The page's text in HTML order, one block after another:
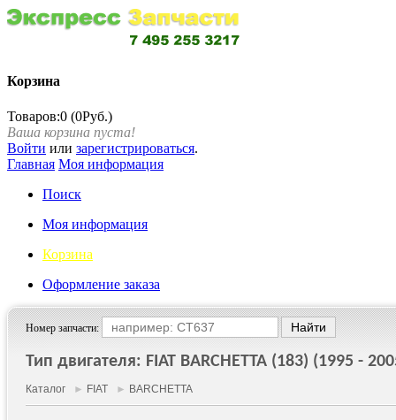
Корзина
Товаров:0 (0Руб.)
Ваша корзина пуста!
Войти или зарегистрироваться.
Главная Моя информация
Поиск
Моя информация
Корзина
Оформление заказа
Номер запчасти:
Тип двигателя: FIAT BARCHETTA (183) (1995 -
Каталог ► FIAT ► BARCHETTA